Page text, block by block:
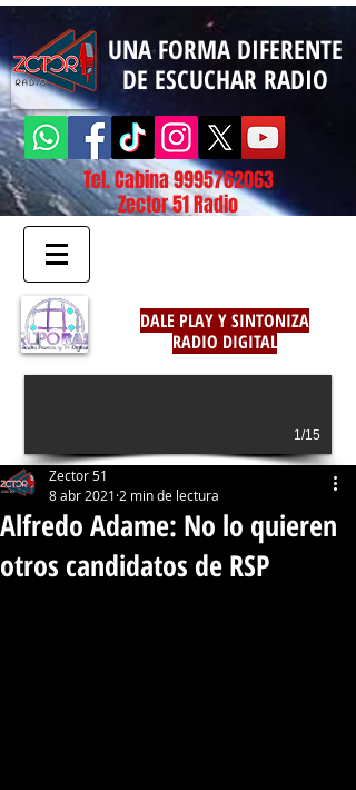
UNA FORMA DIFERENTE
DE ESCUCHAR RADIO
Tel. Cabina9995762063
Zector 51 Radio
DALE PLAY Y SINTONIZA
RADIO DIGITAL
1/15
Alfredo Adame: No lo quieren
otros candidatos de RSP
Zector 51
8 abr 2021 2 min de lectura